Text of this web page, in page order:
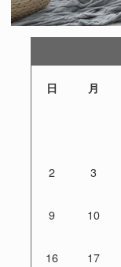
日 月
2 3
9 10
16 17